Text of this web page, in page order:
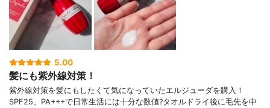
5.00
髪にも紫外線対策！
紫外線対策を髪にもしたくて気になっていたエルジューダを購入！
SPF25、PA+++で日常生活には十分な数値?タオルドライ後に毛先を中